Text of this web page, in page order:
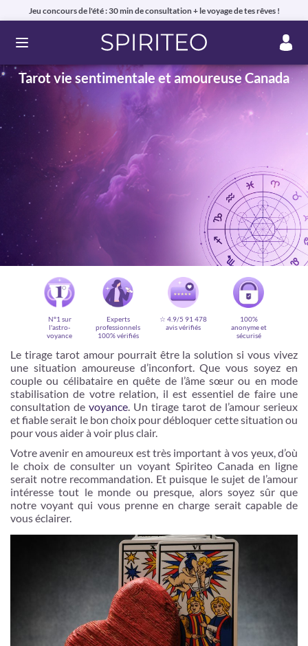
Jeu concours de l'été : 30 min de consultation + le voyage de tes rêves !
Ouvrir le menu
Tarot vie sentimentale et amoureuse Canada
Voyance privée en ligne par téléphone, chat ou mail
99% de clients satisfaits, avis authentiques !
Je m'inscris
N°1 sur
l'astro-
voyance
Experts
professionnels
100% vérifiés
☆ 4.9/5 91 478
avis vérifiés
100%
anonyme et
sécurisé
Le tirage tarot amour pourrait être la solution si vous vivez
une situation amoureuse d’inconfort. Que vous soyez en
couple ou célibataire en quête de l’âme sœur ou en mode
stabilisation de votre relation, il est essentiel de faire une
consultation de voyance. Un tirage tarot de l’amour serieux
et fiable serait le bon choix pour débloquer cette situation ou
pour vous aider à voir plus clair.
Votre avenir en amoureux est très important à vos yeux, d’où
le choix de consulter un voyant Spiriteo Canada en ligne
serait notre recommandation. Et puisque le sujet de l’amour
intéresse tout le monde ou presque, alors soyez sûr que
notre voyant qui vous prenne en charge serait capable de
vous éclairer.